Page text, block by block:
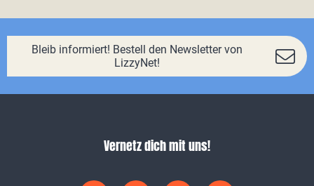
Bleib informiert! Bestell den Newsletter von
LizzyNet!
Vernetz dich mit uns!